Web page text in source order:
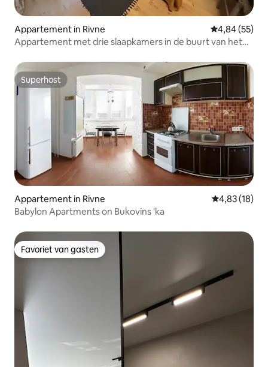
Appartement in Rivne Gemiddelde
4,84 (55)
Appartement met drie slaapkamers in de buurt van het
Superhost
Superhost
Appartement in Rivne Gemiddelde
4,83 (18)
Babylon Apartments on Bukovins 'ka
Favoriet van gasten
Favoriet van gasten